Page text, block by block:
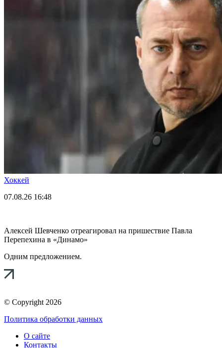
Хоккей
07.08.26 16:48
Алексей Шевченко отреагировал на пришествие Павла
Перепехина в «Динамо»
Одним предложением.
© Copyright 2026
Политика обработки данных
О сайте
Контакты